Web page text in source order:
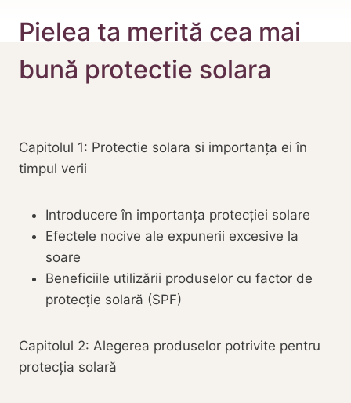
Pielea ta merită cea mai
bună protectie solara
Capitolul 1: Protectie solara si importanța ei în
timpul verii
Introducere în importanța protecției solare
Efectele nocive ale expunerii excesive la
soare
Beneficiile utilizării produselor cu factor de
protecție solară (SPF)
Capitolul 2: Alegerea produselor potrivite pentru
protecția solară